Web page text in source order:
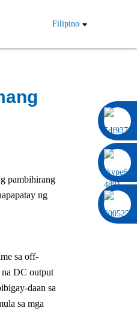
Filipino
pambihirang
ng
sa off-
na DC output
daan sa
sa mga